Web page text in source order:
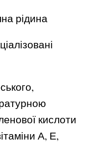
рідина
кислоти
А, Е,